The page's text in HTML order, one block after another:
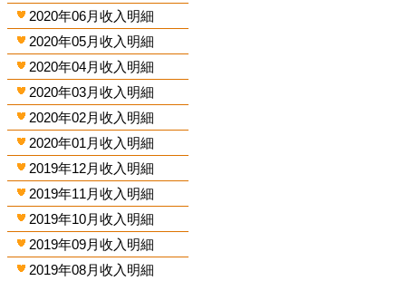
2020年06月收入明細
2020年05月收入明細
2020年04月收入明細
2020年03月收入明細
2020年02月收入明細
2020年01月收入明細
2019年12月收入明細
2019年11月收入明細
2019年10月收入明細
2019年09月收入明細
2019年08月收入明細